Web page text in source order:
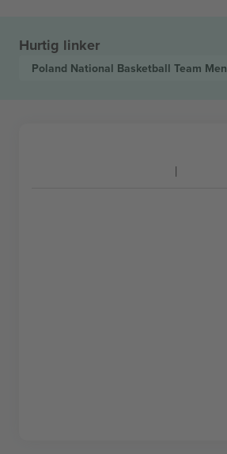
Hurtig linker
Poland National Basketball Team Men